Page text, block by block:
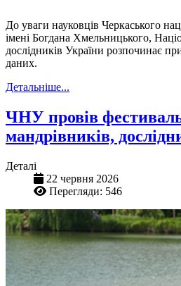
До уваги науковців Черкаського
імені Богдана Хмельницького,
дослідників України розпочинає
даних.
Детальніше...
ЧНУ провів
мандрівників,
Деталі
22 червня 2026
Перегляди: 546